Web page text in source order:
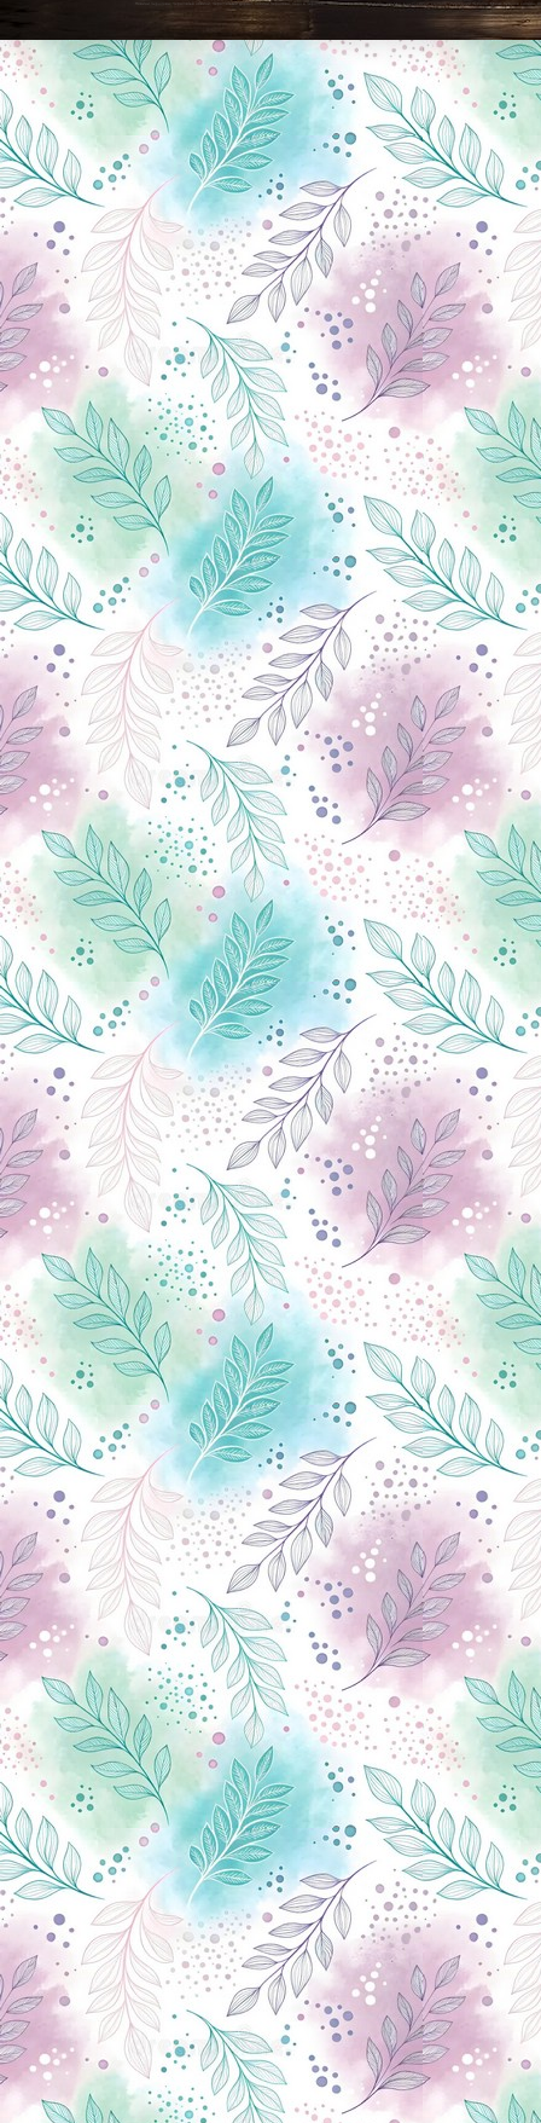
Новини Чернігова, Чернігівські новини, Чернігівський формат, новини Чернігова, події в Чернігові: політика, економіка, аналітика, культура, відеоновини, екологія, спортивний Чернігів, туризм, Чернігів